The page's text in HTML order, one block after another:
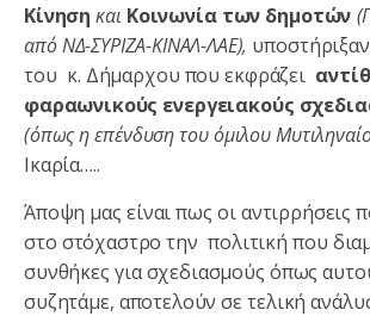
Κίνησηκαι Κοινωνία των δημοτών
από ΝΔ-ΣΥΡΙΖΑ-ΚΙΝΑΛ-ΛΑΕ),
του κ. Δήμαρχου που εκφράζει
φαραωνικούς ενεργειακούς
(όπως η επένδυση του όμιλου
Ικαρία…..
Άποψη μας είναι πως οι αντιρρήσεις
στο στόχαστρο την πολιτική που
συνθήκες για σχεδιασμούς όπως
συζητάμε, αποτελούν σε τελική